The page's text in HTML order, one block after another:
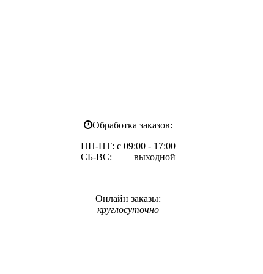
Обработка заказов:
ПН-ПТ: с 09:00 - 17:00
СБ-ВС: выходной
Онлайн заказы:
круглосуточно